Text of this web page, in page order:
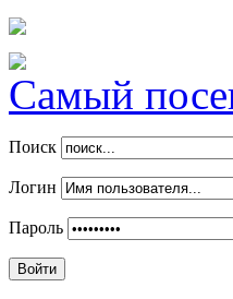
Самый
Поиск
Логин
Пароль
Войти